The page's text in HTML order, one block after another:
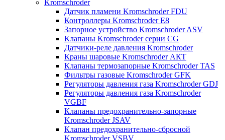
Kromschroder
Датчик пламени Kromschroder FDU
Контроллеры Kromschroder E8
Запорное устройство Kromschroder ASV
Клапаны Kromschroder серии CG
Датчики-реле давления Kromschroder
Краны шаровые Kromschroder АКТ
Клапаны термозапорные Kromschroder TAS
Фильтры газовые Kromschroder GFK
Регуляторы давления газа Kromschroder GDJ
Регуляторы давления газа Kromschroder
VGBF
Клапаны предохранительно-запорные
Kromschroder JSAV
Клапан предохранительно-сбросной
Kromschroder VSBV